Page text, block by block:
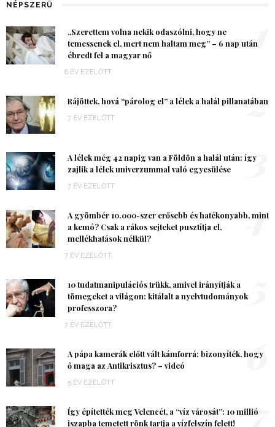
NÉPSZERŰ
„Szerettem volna nekik odaszólni, hogy ne
temessenek el, mert nem haltam meg” – 6 nap után
ébredt fel a magyar nő
6 ÉV EZELŐTT
1
Rájöttek, hová “párolog el” a lélek a halál pillanatában
7 ÉV EZELŐTT 2
A lélek még 42 napig van a Földön a halál után: így
zajlik a lélek univerzummal való egyesülése
7 ÉV EZELŐTT
3
A gyömbér 10.000-szer erősebb és hatékonyabb, mint
a kemó? Csak a rákos sejteket pusztítja el,
mellékhatások nélkül?
7 ÉV EZELŐTT
4
10 tudatmanipulációs trükk, amivel irányítják a
tömegeket a világon: kitálalt a nyelvtudományok
professzora?
7 ÉV EZELŐTT
A pápa kamerák előtt vált kámforrá: bizonyíték, hogy
ő maga az Antikrisztus? – videó
5 ÉV EZELŐTT
6
Így építették meg Velencét, a “víz városát”: 10 millió
iszapba temetett rönk tartja a vízfelszín felett!
7